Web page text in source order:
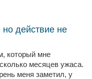
действие не
который мне
месяцев ужаса.
меня заметил, у